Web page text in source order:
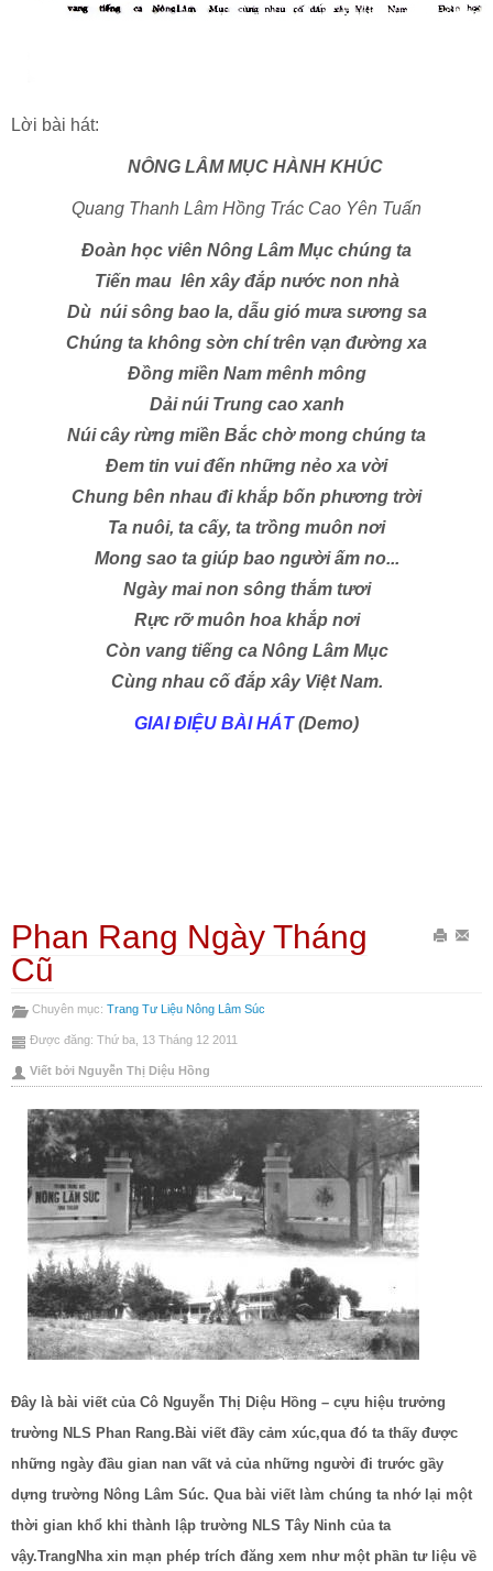
Lời bài hát:
NÔNG LÂM MỤC HÀNH KHÚC
Quang Thanh Lâm Hồng Trác Cao Yên Tuấn
Đoàn học viên Nông Lâm Mục chúng ta
Tiến mau lên xây đắp nước non nhà
Dù núi sông bao la, dẫu gió mưa sương sa
Chúng ta không sờn chí trên vạn đường xa
Đồng miền Nam mênh mông
Dải núi Trung cao xanh
Núi cây rừng miền Bắc chờ mong chúng ta
Đem tin vui đến những nẻo xa vời
Chung bên nhau đi khắp bốn phương trời
Ta nuôi, ta cấy, ta trồng muôn nơi
Mong sao ta giúp bao người ấm no...
Ngày mai non sông thắm tươi
Rực rỡ muôn hoa khắp nơi
Còn vang tiếng ca Nông Lâm Mục
Cùng nhau cố đắp xây Việt Nam.
GIAI ĐIỆU BÀI HÁT(Demo)
Phan Rang Ngày Tháng
Cũ
Chuyên mục: Trang Tư Liệu Nông Lâm Súc
Được đăng: Thứ ba, 13 Tháng 12 2011
Viết bởi Nguyễn Thị Diệu Hồng
Đây là bài viết của Cô Nguyễn Thị Diệu Hồng – cựu hiệu trưởng
trường NLS Phan Rang.Bài viết đầy cảm xúc,qua đó ta thấy được
những ngày đầu gian nan vất vả của những người đi trước gầy
dựng trường Nông Lâm Súc. Qua bài viết làm chúng ta nhớ lại một
thời gian khổ khi thành lập trường NLS Tây Ninh của ta
vậy.TrangNha xin mạn phép trích đăng xem như một phần tư liệu về